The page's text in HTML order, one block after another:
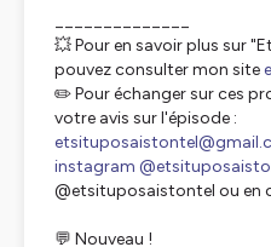
💥 Pour en savoir plus sur
pouvez consulter mon site
✏️ Pour échanger sur ces
votre avis sur l'épisode :
instagram
@etsituposaistontel ou en
💬 Nouveau !